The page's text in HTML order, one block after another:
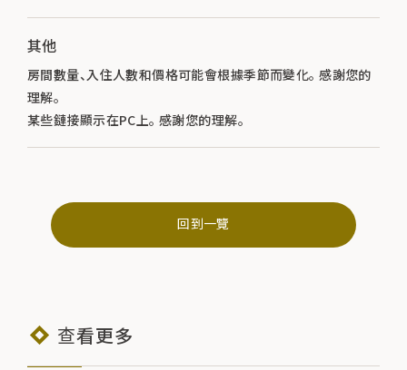
其他
房間數量、入住人數和價格可能會根據季節而變化。 感謝您的
理解。
某些鏈接顯示在PC上。 感謝您的理解。
回到一覽
查看更多